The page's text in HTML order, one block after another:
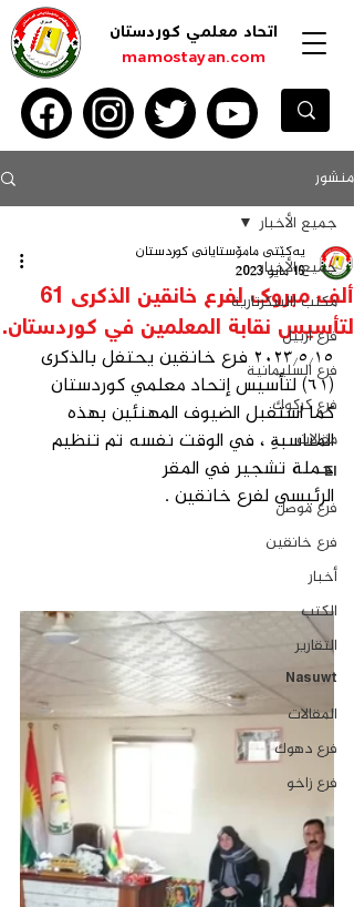
اتحاد معلمي كوردستان
mamostayan.com
منشور
جميع الأخبار
مكتب االسكرتاریة
فرع اربيل
فرع السليمانية
فرع كركوك
مقالات
EI
فرع موصل
فرع خانقين
‏أخبار
الكتب
التقارير
Nasuwt
المقالات
فرع دهوك
فرع زاخو
جميع الأخبار
ألف مبروك لفرع خانقين الذكرى 61
لتأسيس نقابة المعلمين في كوردستان.
یەكێتی مامۆستایانی كوردستان
16 مايو 2023
٢٠٢٣/٥/١٥ فرع خانقين يحتفل بالذكرى
(٦١) لتأسيس إتحاد معلمي كوردستان
كما استقبل الضيوف المهنئين بهذه
المناسبةِ ، في الوقت نفسه تم تنظيم
حملة تشجير في المقر
الرئيسي لفرع خانقين .